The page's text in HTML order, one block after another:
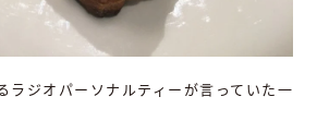
ラジオパーソナルティーが言っていた一